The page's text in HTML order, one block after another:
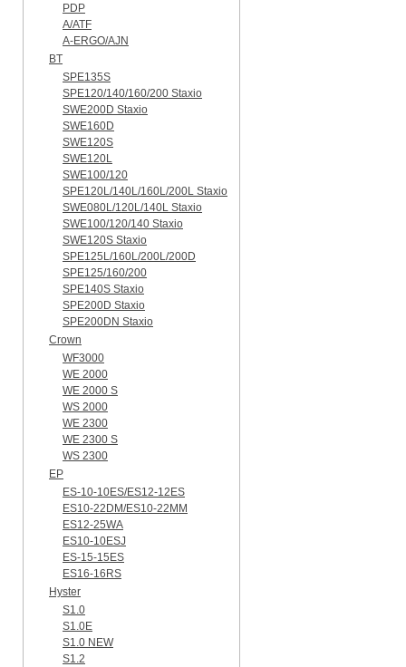
PDP
A/ATF
A-ERGO/AJN
BT
SPE135S
SPE120/140/160/200 Staxio
SWE200D Staxio
SWE160D
SWE120S
SWE120L
SWE100/120
SPE120L/140L/160L/200L Staxio
SWE080L/120L/140L Staxio
SWE100/120/140 Staxio
SWE120S Staxio
SPE125L/160L/200L/200D
SPE125/160/200
SPE140S Staxio
SPE200D Staxio
SPE200DN Staxio
Crown
WF3000
WE 2000
WE 2000 S
WS 2000
WE 2300
WE 2300 S
WS 2300
EP
ES-10-10ES/ES12-12ES
ES10-22DM/ES10-22MM
ES12-25WA
ES10-10ESJ
ES-15-15ES
ES16-16RS
Hyster
S1.0
S1.0E
S1.0 NEW
S1.2